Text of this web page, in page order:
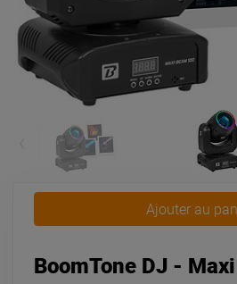
Ajouter au
BoomTone DJ -